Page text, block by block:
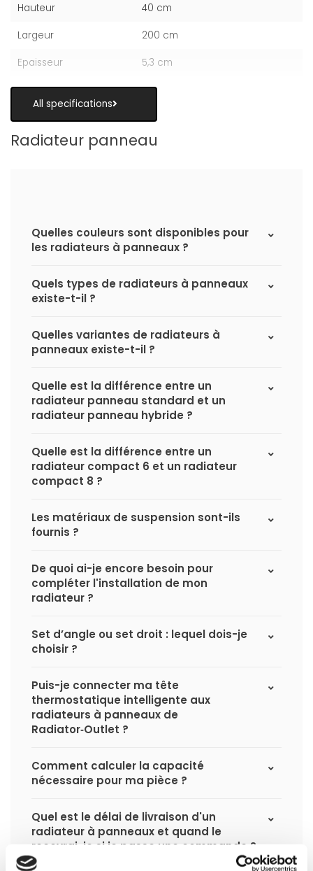
Hauteur 40 cm
Largeur 200 cm
Epaisseur 5,3 cm
All specifications
Radiateur panneau
Quelles couleurs sont disponibles pour
les radiateurs à panneaux ?
Quels types de radiateurs à panneaux
existe-t-il ?
Quelles variantes de radiateurs à
panneaux existe-t-il ?
Quelle est la différence entre un
radiateur panneau standard et un
radiateur panneau hybride ?
Quelle est la différence entre un
radiateur compact 6 et un radiateur
compact 8 ?
Les matériaux de suspension sont-ils
fournis ?
De quoi ai-je encore besoin pour
compléter l'installation de mon
radiateur ?
Set d’angle ou set droit : lequel dois-je
choisir ?
Puis-je connecter ma tête
thermostatique intelligente aux
radiateurs à panneaux de
Radiator‑Outlet ?
Comment calculer la capacité
nécessaire pour ma pièce ?
Quel est le délai de livraison d'un
radiateur à panneaux et quand le
recevrai-je si je passe une commande ?